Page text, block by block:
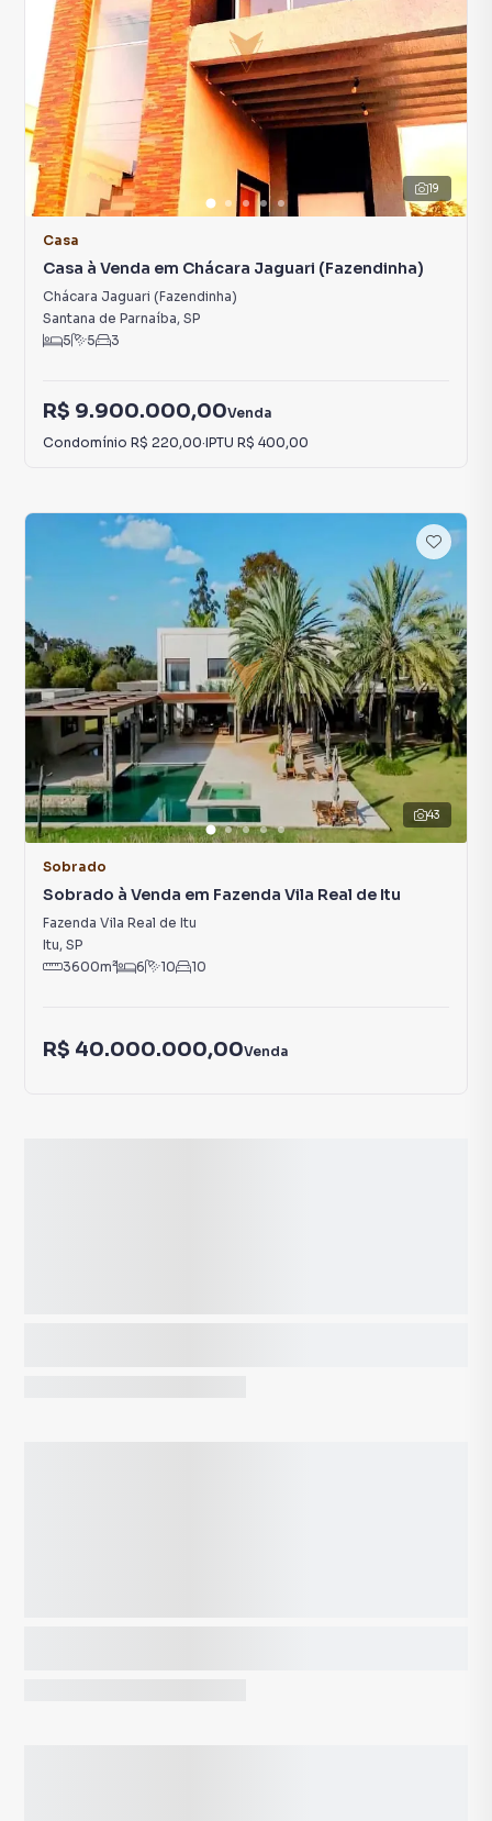
19
Casa
Casa à Venda em Chácara Jaguari (Fazendinha)
Chácara Jaguari (Fazendinha)
Santana de Parnaíba, SP
5
5 3
R$ 9.900.000,00Venda
Condomínio R$ 220,00·IPTU R$ 400,00
43
Sobrado
Sobrado à Venda em Fazenda Vila Real de Itu
Fazenda Vila Real de Itu
Itu, SP
3600m² 6 10 10
R$ 40.000.000,00Venda